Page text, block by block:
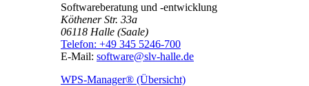
Softwareberatung und -entwicklung
Köthener Str. 33a
06118 Halle (Saale)
Telefon: +49 345 5246-700
E-Mail: software@slv-halle.de
WPS-Manager® (Übersicht)